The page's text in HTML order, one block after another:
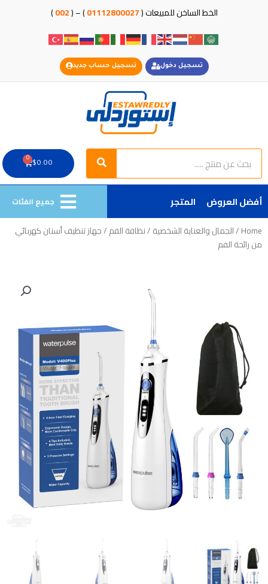
الخط الساخن للمبيعات (01112800027
) – (
002
)
تسجيل دخول تسجيل حساب جديد
Search
Search
$0.00
0
Cart
أفضل العروض المتجر جميع الفئات
Home
/الجمال والعناية الشخصية /نظافة الفم / جهاز تنظيف أسنان كهربائي
من رائحة الفم